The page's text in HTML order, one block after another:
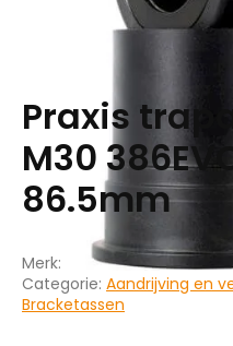
Praxis
M30
86.5mm
Merk:
Categorie: Aandrijving en
Bracketassen